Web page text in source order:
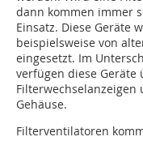
dann kommen immer
Einsatz. Diese Geräte
beispielsweise von
eingesetzt. Im
verfügen diese
Gehäuse.
Filterventilatoren